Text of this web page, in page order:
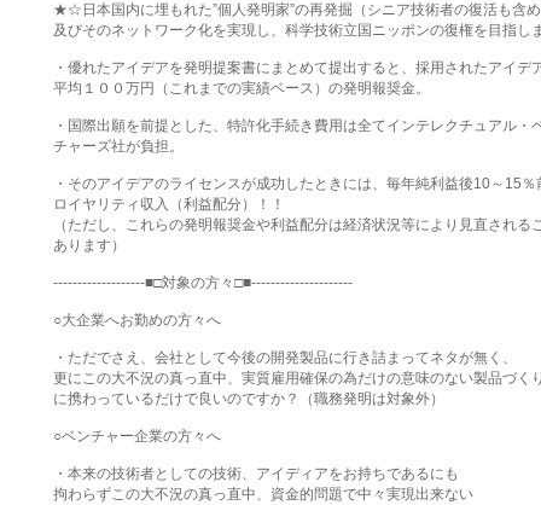
★☆日本国内に埋もれた”個人発明家”の再発掘（シニア技術者の復活も含め
及びそのネットワーク化を実現し、科学技術立国ニッポンの復権を目指しま
・優れたアイデアを発明提案書にまとめて提出すると、採用されたアイデ
平均１００万円（これまでの実績ベース）の発明報奨金。
・国際出願を前提とした、特許化手続き費用は全てインテレクチュアル・
チャーズ社が負担。
・そのアイデアのライセンスが成功したときには、毎年純利益後10～15％
ロイヤリティ収入（利益配分）！！
（ただし、これらの発明報奨金や利益配分は経済状況等により見直される
あります）
-------------------■□対象の方々□■---------------------
○大企業へお勤めの方々へ
・ただでさえ、会社として今後の開発製品に行き詰まってネタが無く、
更にこの大不況の真っ直中、実質雇用確保の為だけの意味のない製品づくり
に携わっているだけで良いのですか？（職務発明は対象外）
○ベンチャー企業の方々へ
・本来の技術者としての技術、アイディアをお持ちであるにも
拘わらずこの大不況の真っ直中、資金的問題で中々実現出来ない